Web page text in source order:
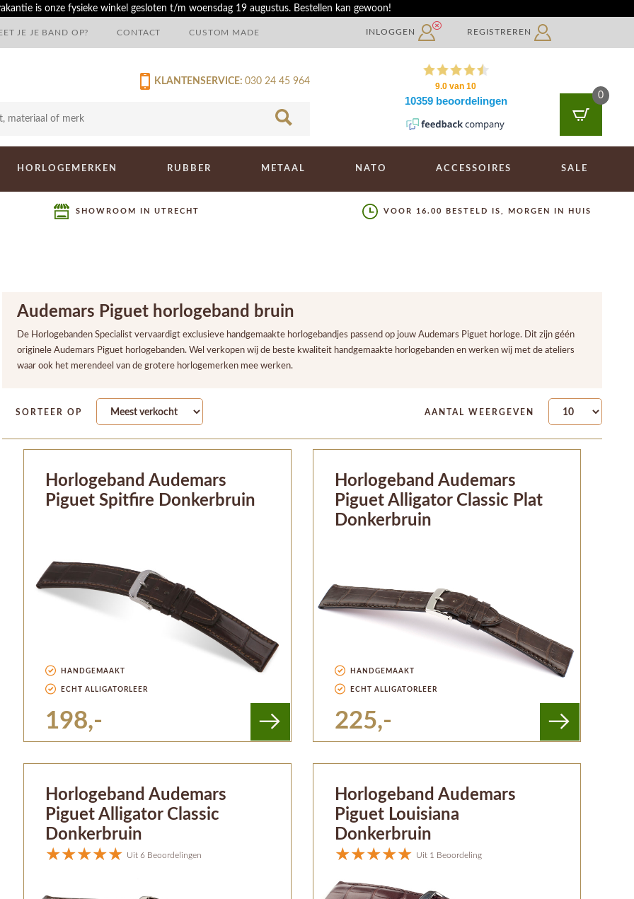
is onze fysieke winkel gesloten t/m woensdag 19 augustus. Bestellen kan gewoon!
JE JE BAND OP? CONTACT CUSTOM MADE INLOGGEN REGISTREREN
030 24 45 964
KLANTENSERVICE:
0
HORLOGEMERKEN RUBBER METAAL NATO ACCESSOIRES SALE
SHOWROOM IN UTRECHT VOOR 16.00 BESTELD IS, MORGEN IN HUIS
Audemars Piguet horlogeband bruin
De Horlogebanden Specialist vervaardigt exclusieve handgemaakte horlogebandjes passend op jouw Audemars Piguet horloge. Dit zijn géén
originele Audemars Piguet horlogebanden. Wel verkopen wij de beste kwaliteit handgemaakte horlogebanden en werken wij met de ateliers
waar ook het merendeel van de grotere horlogemerken mee werken.
SORTEER OP AANTAL WEERGEVEN
Horlogeband Audemars
Piguet Spitfire Donkerbruin
HANDGEMAAKT
ECHT ALLIGATORLEER
198,-
Horlogeband Audemars
Piguet Alligator Classic Plat
Donkerbruin
HANDGEMAAKT
ECHT ALLIGATORLEER
225,-
Horlogeband Audemars
Piguet Alligator Classic
Donkerbruin
Uit 6 Beoordelingen
Horlogeband Audemars
Piguet Louisiana
Donkerbruin
Uit 1 Beoordeling